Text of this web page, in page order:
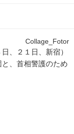
Collage_Fotor
、２１日、新宿）
、首相警護のため